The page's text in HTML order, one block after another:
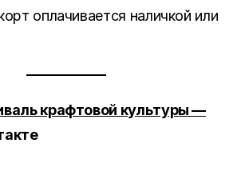
оплачивается наличкой или
крафтовой культуры —